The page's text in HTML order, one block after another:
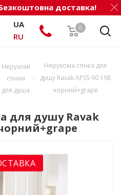
доставка!
0
UA
RU
Нерухомі
стінки
для душа
-
Нерухома стінка для
душу Ravak APSS-90 198
чорний+grape
для душу Ravak
чорний+grape